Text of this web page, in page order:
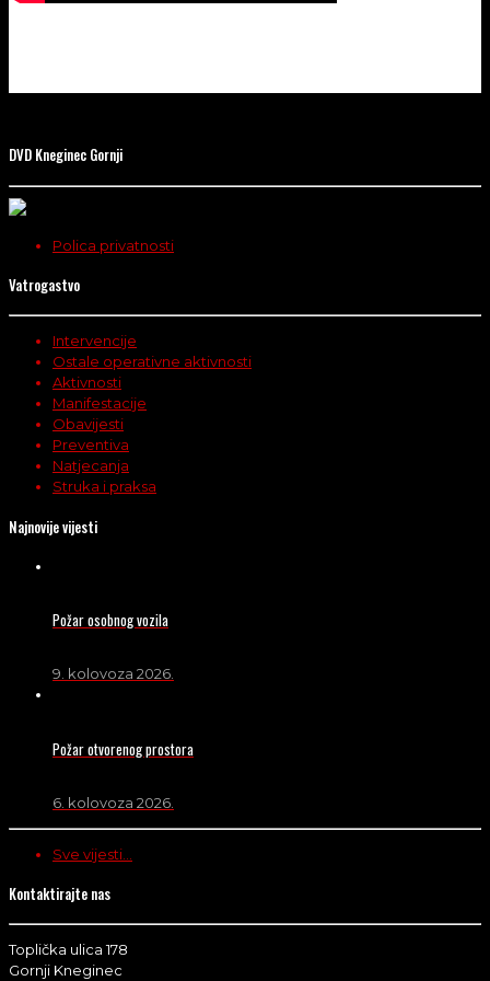
DVD Kneginec Gornji
Polica privatnosti
Vatrogastvo
Intervencije
Ostale operativne aktivnosti
Aktivnosti
Manifestacije
Obavijesti
Preventiva
Natjecanja
Struka i praksa
Najnovije vijesti
Požar osobnog vozila
9. kolovoza 2026.
Požar otvorenog prostora
6. kolovoza 2026.
Sve vijesti...
Kontaktirajte nas
Toplička ulica 178
Gornji Kneginec